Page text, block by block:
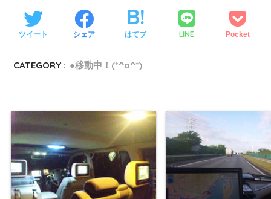
ツイート シェア はてブ LINE Pocket
CATEGORY : ●移動中！(*^o^*)